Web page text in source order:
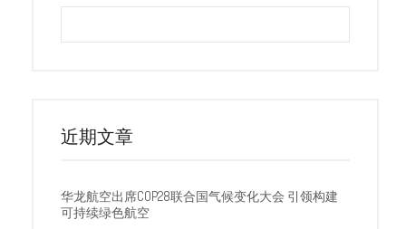
近期文章
华龙航空出席COP28联合国气候变化大会 引领构建
可持续绿色航空